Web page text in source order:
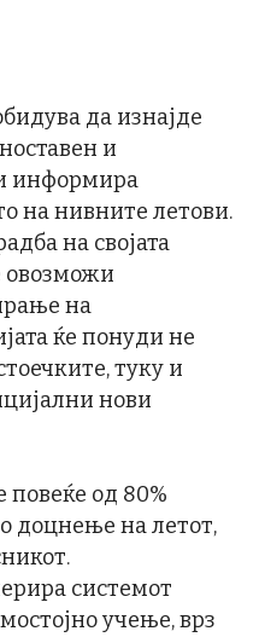
да изнајде
и
информира
на нивните летови.
на својата
овозможи
на
ќе понуди не
туку и
нови
повеќе од 80%
доцнење на летот,
системот
учење, врз